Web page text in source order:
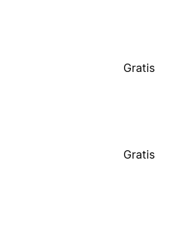
Gratis
Gratis